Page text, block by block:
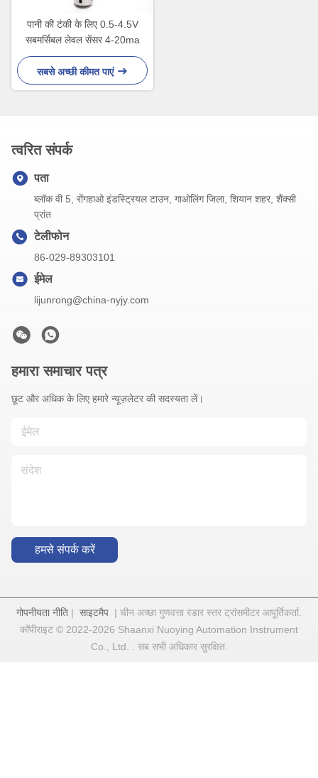
पानी की टंकी के लिए 0.5-4.5V
सबमर्सिबल लेवल सेंसर 4-20ma
सबसे अच्छी कीमत पाएं
त्वरित संपर्क
पता
ब्लॉक वी 5, रोंगहाओ इंडस्ट्रियल टाउन, गाओलिंग जिला, शियान शहर, शैंक्सी
प्रांत
टेलीफोन
86-029-89303101
ईमेल
lijunrong@china-nyjy.com
हमारा समाचार पत्र
छूट और अधिक के लिए हमारे न्यूज़लेटर की सदस्यता लें।
हमसे संपर्क करें
गोपनीयता नीति | साइटमैप | चीन अच्छा गुणवत्ता रडार स्तर ट्रांसमीटर आपूर्तिकर्ता.
कॉपीराइट © 2022-2026 Shaanxi Nuoying Automation Instrument
Co., Ltd. . सब सभी अधिकार सुरक्षित.